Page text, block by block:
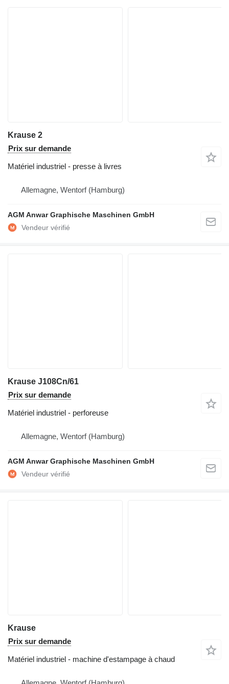
Krause 2
Prix sur demande
Matériel industriel - presse à livres
Allemagne, Wentorf (Hamburg)
AGM Anwar Graphische Maschinen GmbH
Krause J108Cn/61
Prix sur demande
Matériel industriel - perforeuse
Allemagne, Wentorf (Hamburg)
AGM Anwar Graphische Maschinen GmbH
Krause
Prix sur demande
Matériel industriel - machine d'estampage à chaud